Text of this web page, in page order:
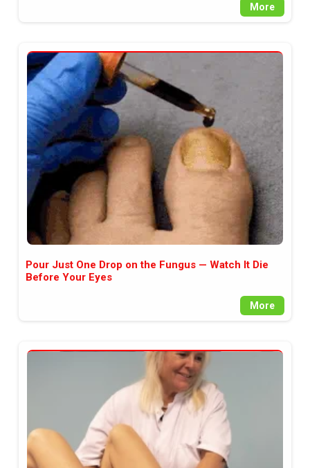
More
Pour Just One Drop on the Fungus — Watch It Die
Before Your Eyes
More